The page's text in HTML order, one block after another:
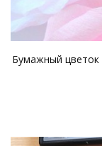
Бумажный